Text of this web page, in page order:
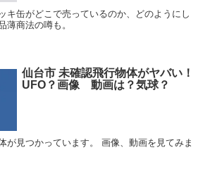
キ缶がどこで売っているのか、どのようにし
薄商法の噂も。
仙台市 未確認飛行物体がヤバい！
UFO？画像 動画は？気球？
が見つかっています。 画像、動画を見てみま